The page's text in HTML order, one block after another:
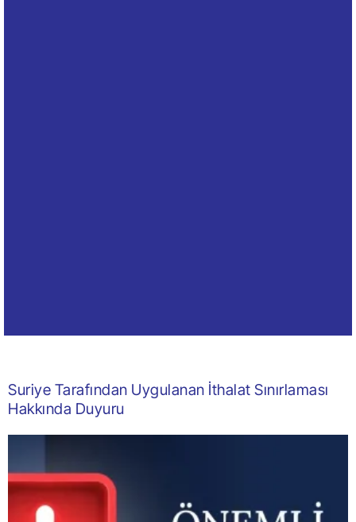
Suriye Tarafından Uygulanan İthalat Sınırlaması
Hakkında Duyuru